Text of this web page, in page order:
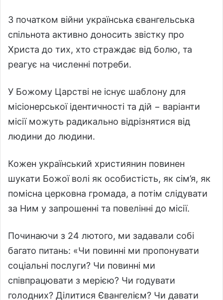
З початком війни українська євангельська
спільнота активно доносить звістку про
Христа до тих, хто страждає від болю, та
реагує на численні потреби.
У Божому Царстві не існує шаблону для
місіонерської ідентичності та дій − варіанти
місії можуть радикально відрізнятися від
людини до людини.
Кожен український християнин повинен
шукати Божої волі як особистість, як сім’я, як
помісна церковна громада, а потім слідувати
за Ним у запрошенні та повелінні до місії.
Починаючи з 24 лютого, ми задавали собі
багато питань: «Чи повинні ми пропонувати
соціальні послуги? Чи повинні ми
співпрацювати з мерією? Чи годувати
голодних? Ділитися Євангелієм? Чи давати